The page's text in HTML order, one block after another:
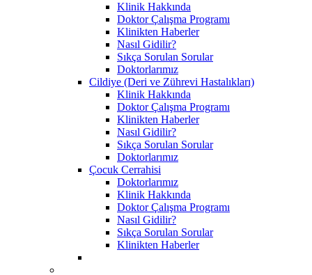
Klinik Hakkında
Doktor Çalışma Programı
Klinikten Haberler
Nasıl Gidilir?
Sıkça Sorulan Sorular
Doktorlarımız
Cildiye (Deri ve Zührevi Hastalıkları)
Klinik Hakkında
Doktor Çalışma Programı
Klinikten Haberler
Nasıl Gidilir?
Sıkça Sorulan Sorular
Doktorlarımız
Çocuk Cerrahisi
Doktorlarımız
Klinik Hakkında
Doktor Çalışma Programı
Nasıl Gidilir?
Sıkça Sorulan Sorular
Klinikten Haberler